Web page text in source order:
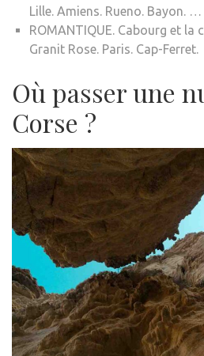
Lille. Amiens. Rueno. Bayon. …
ROMANTIQUE. Cabourg et la
Granit Rose. Paris. Cap-Ferret.
Où passer une
Corse ?